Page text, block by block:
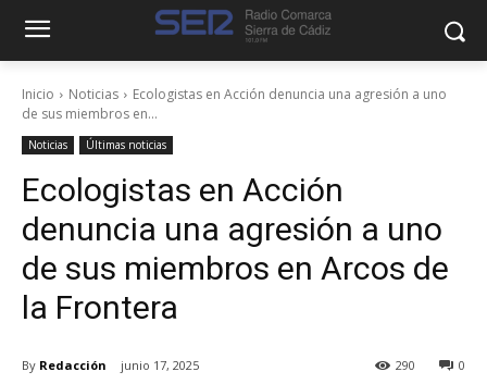
Inicio Noticias
Ecologistas en Acción denuncia una agresión a uno
de sus miembros en...
Noticias Últimas noticias
Ecologistas en Acción
denuncia una agresión a uno
de sus miembros en Arcos de
la Frontera
By Redacción junio 17, 2025 0
290